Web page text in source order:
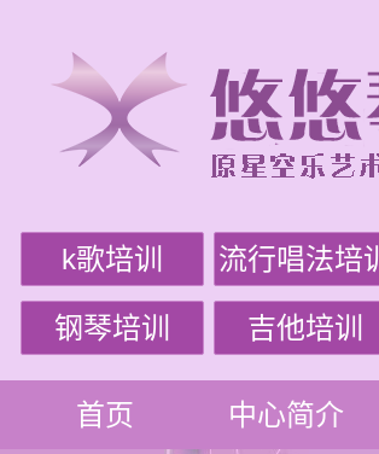
k歌培训 流行唱法培训
钢琴培训 吉他培训
首页 中心简介